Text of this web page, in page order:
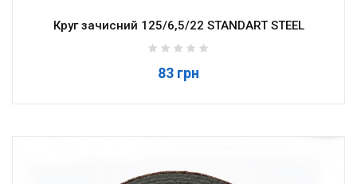
Круг зачисний 125/6,5/22 STANDART STEEL
83 грн